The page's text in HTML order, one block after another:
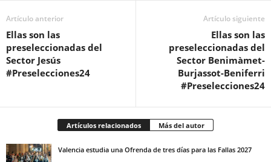
Artículo anterior
Ellas son las
preseleccionadas del
Sector Jesús
#Preselecciones24
Artículo siguiente
Ellas son las
preseleccionadas del
Sector Benimàmet-
Burjassot-Beniferri
#Preselecciones24
Artículos relacionados Más del autor
Valencia estudia una Ofrenda de tres días para las Fallas 2027